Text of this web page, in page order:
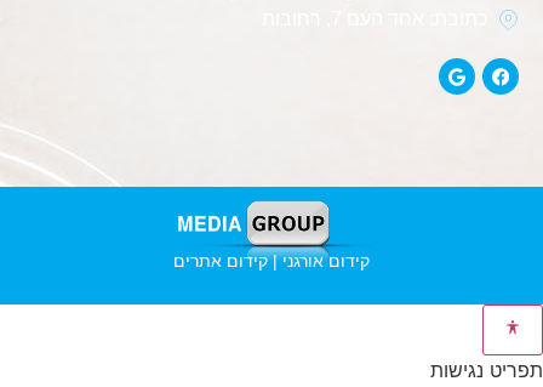
קידום אורגני | קידום אתרים
תפריט נגישות